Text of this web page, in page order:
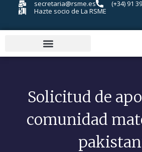
secretaria@rsme.es
(+34) 91
Hazte socio de La RSME
Solicitud de
comunidad